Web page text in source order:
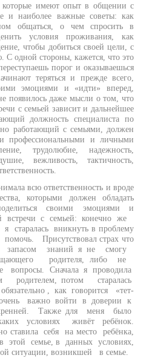
имеют опыт в общении с
и наиболее важные советы: как
общаться, о чем спросить в
условия проживания, как
чтобы добиться своей цели, с
С одной стороны, кажется, что это
порог и оказываешься
теряться и прежде всего,
эмоциями и «идти» вперед,
появилось даже мысли о том, что
с семьей зависит и дальнейшее
должность специалиста по
работающий с семьями, должен
профессиональными и личными
трудолюбие, надежность,
вежливость, тактичность,
всю ответственность и вроде
которыми должен обладать
своими эмоциями и
встречи с семьей: конечно же
я старалась вникнуть в проблему
Присутствовал страх что
запасом знаний я не смогу
родителя, либо не
вопросы. Сначала я проводила
потом старалась
, как говорится «тет-
важно войти в доверии к
Также для меня было
условиях живёт ребёнок.
ставила себя на место ребёнка,
семье, в данных условиях,
ситуации, возникшей в семье.